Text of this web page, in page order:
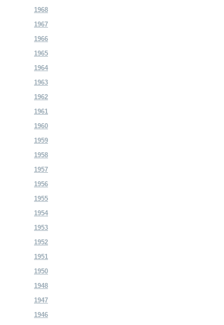
1968
1967
1966
1965
1964
1963
1962
1961
1960
1959
1958
1957
1956
1955
1954
1953
1952
1951
1950
1948
1947
1946